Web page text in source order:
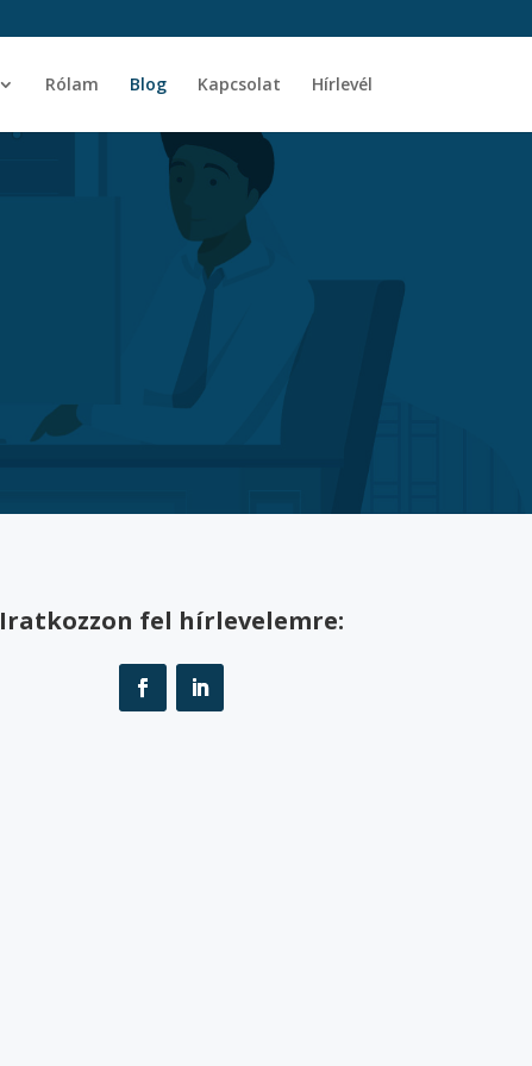
Rólam Blog Kapcsolat Hírlevél
Iratkozzon fel hírlevelemre: